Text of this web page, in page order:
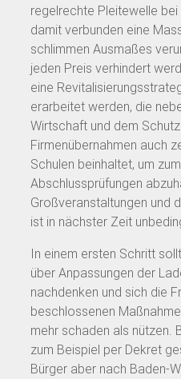
regelrechte Pleitewelle bei
damit verbunden eine
schlimmen Ausmaßes
jeden Preis verhindert
eine
erarbeitet werden, die
Wirtschaft und dem
Firmenübernahmen auch
Schulen beinhaltet, um
Abschlussprüfungen
Großveranstaltungen und
ist in nächster Zeit
In einem ersten Schritt
über Anpassungen der
nachdenken und sich die
beschlossenen
mehr schaden als nützen.
zum Beispiel per Dekret
Bürger aber nach Baden-